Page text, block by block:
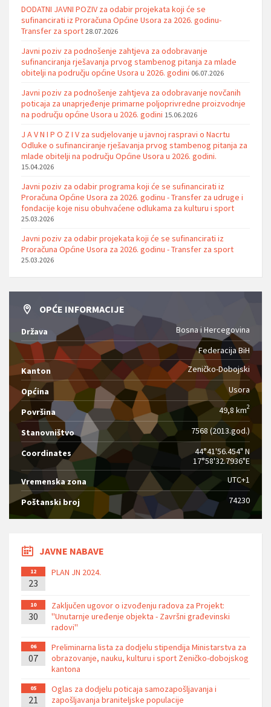
DODATNI JAVNI POZIV za odabir projekata koji će se
sufinancirati iz Proračuna Općine Usora za 2026. godinu-
Transfer za sport 28.07.2026
Javni poziv za podnošenje zahtjeva za odobravanje
sufinanciranja rješavanja prvog stambenog pitanja za mlade
obitelji na području općine Usora u 2026. godini 06.07.2026
Javni poziv za podnošenje zahtjeva za odobravanje novčanih
poticaja za unaprjeđenje primarne poljoprivredne proizvodnje
na području općine Usora u 2026. godini 15.06.2026
J A V N I P O Z I V za sudjelovanje u javnoj raspravi o Nacrtu
Odluke o sufinanciranje rješavanja prvog stambenog pitanja za
mlade obitelji na području Općine Usora u 2026. godini.
15.04.2026
Javni poziv za odabir programa koji će se sufinancirati iz
Proračuna Općine Usora za 2026. godinu - Transfer za udruge i
fondacije koje nisu obuhvaćene odlukama za kulturu i sport
25.03.2026
Javni poziv za odabir projekata koji će se sufinancirati iz
Proračuna Općine Usora za 2026. godinu - Transfer za sport
25.03.2026
OPĆE INFORMACIJE
Država
Bosna i Hercegovina
Federacija BiH
Kanton
Zeničko-Dobojski
Općina Usora
Površina 49,8 km2
Stanovništvo 7568 (2013.god.)
Coordinates
44°41'56.454" N
17°58'32.7936"E
Vremenska zona
UTC+1
Poštanski broj 74230
JAVNE NABAVE
12
23
PLAN JN 2024.
10
30
Zaključen ugovor o izvođenju radova za Projekt:
''Unutarnje uređenje objekta - Završni građevinski
radovi''
06
07
Preliminarna lista za dodjelu stipendija Ministarstva za
obrazovanje, nauku, kulturu i sport Zeničko-dobojskog
kantona
05
21
Oglas za dodjelu poticaja samozapošljavanja i
zapošljavanja braniteljske populacije